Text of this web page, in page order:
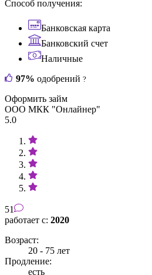
Способ получения:
Банковская карта
Банковский счет
Наличные
97% одобрений ?
Оформить займ
ООО МКК "Онлайнер"
5.0
51
работает с: 2020
Возраст:
20 - 75 лет
Продление:
есть